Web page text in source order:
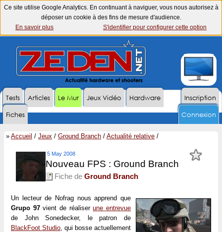
Ce site utilise Google Analytics. En continuant à naviguer, vous nous autorisez à
déposer un cookie à des fins de mesure d'audience.
En savoir plus
S'identifier pour configurer cette option
Inscription
Tests Articles Le Mur Jeux Vidéo
Hardware
Fiches
Connexion
» Accueil / Jeux / Ground Branch / Actualité relative /
5 May 2008
Nouveau FPS : Ground Branch
Fiche de Ground Branch
Un lecteur de Nofrag nous apprend que
Grupo 97vient de réaliserune entrevue
de John Sonedecker, le patron de
BlackFoot Studio, qui bosse actuellement